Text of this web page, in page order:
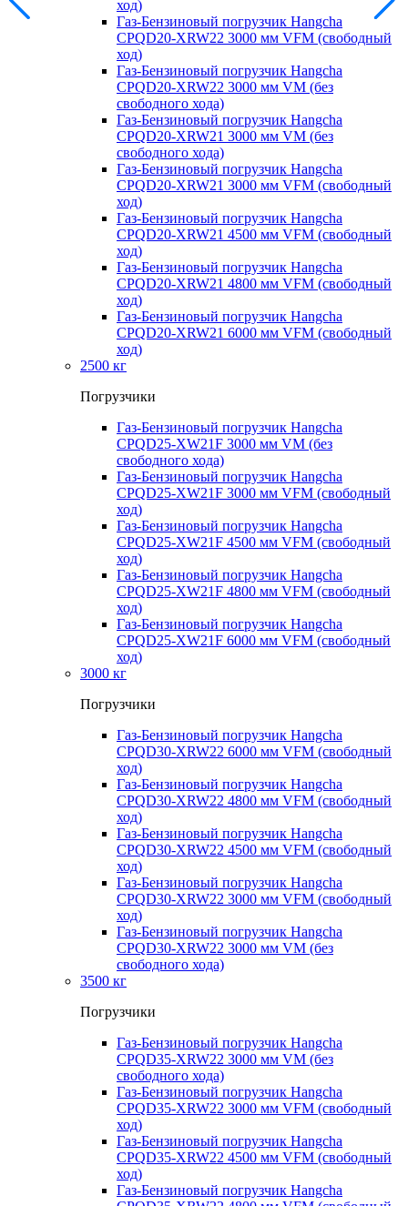
ход)
Газ-Бензиновый погрузчик Hangcha
CPQD20-XRW22 3000 мм VFM (свободный
ход)
Газ-Бензиновый погрузчик Hangcha
CPQD20-XRW22 3000 мм VM (без
свободного хода)
Газ-Бензиновый погрузчик Hangcha
CPQD20-XRW21 3000 мм VM (без
свободного хода)
Газ-Бензиновый погрузчик Hangcha
CPQD20-XRW21 3000 мм VFM (свободный
ход)
Газ-Бензиновый погрузчик Hangcha
CPQD20-XRW21 4500 мм VFM (свободный
ход)
Газ-Бензиновый погрузчик Hangcha
CPQD20-XRW21 4800 мм VFM (свободный
ход)
Газ-Бензиновый погрузчик Hangcha
CPQD20-XRW21 6000 мм VFM (свободный
ход)
2500 кг
Погрузчики
Газ-Бензиновый погрузчик Hangcha
CPQD25-XW21F 3000 мм VM (без
свободного хода)
Газ-Бензиновый погрузчик Hangcha
CPQD25-XW21F 3000 мм VFM (свободный
ход)
Газ-Бензиновый погрузчик Hangcha
CPQD25-XW21F 4500 мм VFM (свободный
ход)
Газ-Бензиновый погрузчик Hangcha
CPQD25-XW21F 4800 мм VFM (свободный
ход)
Газ-Бензиновый погрузчик Hangcha
CPQD25-XW21F 6000 мм VFM (свободный
ход)
3000 кг
Погрузчики
Газ-Бензиновый погрузчик Hangcha
CPQD30-XRW22 6000 мм VFM (свободный
ход)
Газ-Бензиновый погрузчик Hangcha
CPQD30-XRW22 4800 мм VFM (свободный
ход)
Газ-Бензиновый погрузчик Hangcha
CPQD30-XRW22 4500 мм VFM (свободный
ход)
Газ-Бензиновый погрузчик Hangcha
CPQD30-XRW22 3000 мм VFM (свободный
ход)
Газ-Бензиновый погрузчик Hangcha
CPQD30-XRW22 3000 мм VM (без
свободного хода)
3500 кг
Погрузчики
Газ-Бензиновый погрузчик Hangcha
CPQD35-XRW22 3000 мм VM (без
свободного хода)
Газ-Бензиновый погрузчик Hangcha
CPQD35-XRW22 3000 мм VFM (свободный
ход)
Газ-Бензиновый погрузчик Hangcha
CPQD35-XRW22 4500 мм VFM (свободный
ход)
Газ-Бензиновый погрузчик Hangcha